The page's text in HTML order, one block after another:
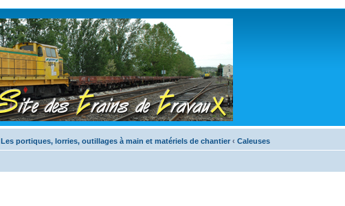
Les portiques, lorries, outillages à main et matériels de chantier ‹ Caleuses